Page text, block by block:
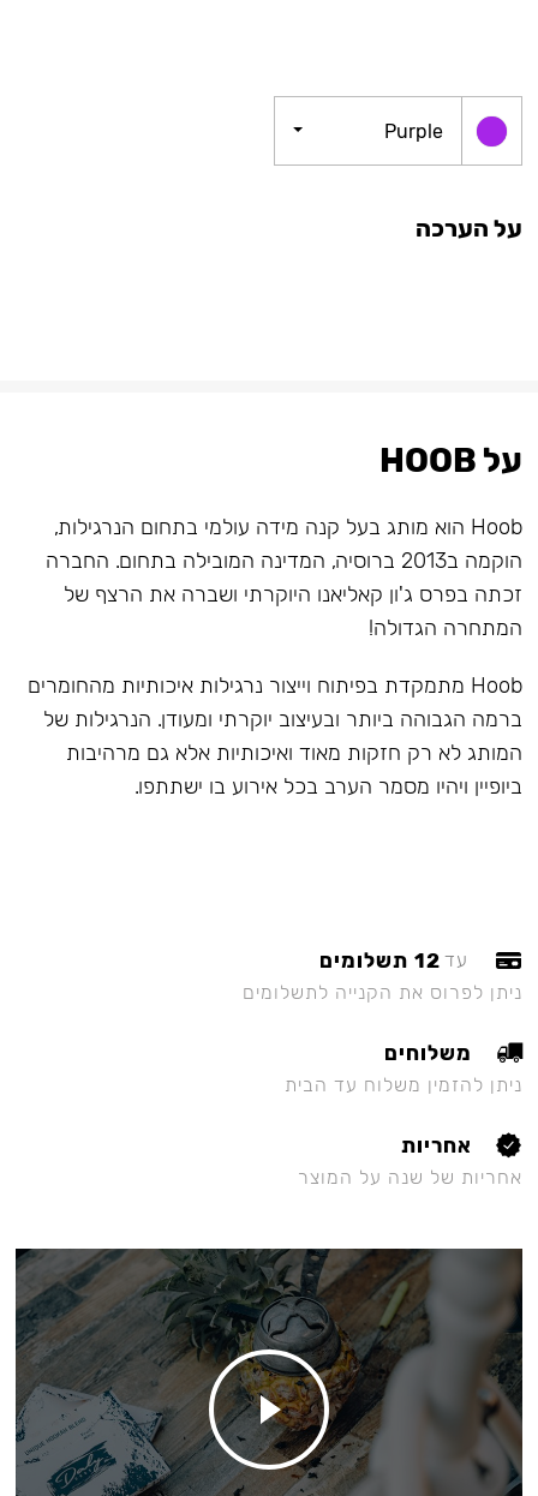
Purple
על הערכה
על HOOB
Hoob הוא מותג בעל קנה מידה עולמי בתחום הנרגילות,
הוקמה ב2013 ברוסיה, המדינה המובילה בתחום. החברה
זכתה בפרס ג'ון קאליאנו היוקרתי ושברה את הרצף של
המתחרה הגדולה!
Hoob מתמקדת בפיתוח וייצור נרגילות איכותיות מהחומרים
ברמה הגבוהה ביותר ובעיצוב יוקרתי ומעודן. הנרגילות של
המותג לא רק חזקות מאוד ואיכותיות אלא גם מרהיבות
ביופיין ויהיו מסמר הערב בכל אירוע בו ישתתפו.
עד 12 תשלומים
ניתן לפרוס את הקנייה לתשלומים
משלוחים
ניתן להזמין משלוח עד הבית
אחריות
אחריות של שנה על המוצר